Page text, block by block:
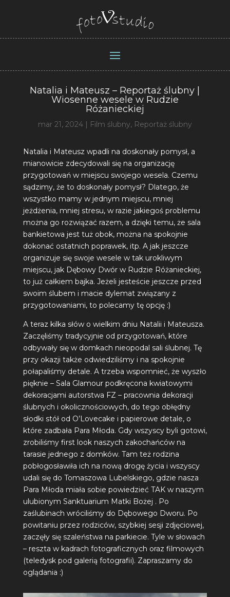
Natalia i Mateusz – Reportaż ślubny |
Wiosenne wesele w Rudzie
Różanieckiej
mar 21, 2024| Film ślubny, Reportaż ślubny
Natalia i Mateusz wpadli na doskonały pomysł, a
mianowicie zdecydowali się na organizację
przygotowań w miejscu swojego wesela. Czemu
sądzimy, że to doskonały pomysł? Dlatego, że
wszystko mamy w jednym miejscu, mniej
jeżdżenia, mniej stresu, w razie jakiegoś problemu
można go rozwiązać razem, a dzięki temu, że sala
bankietowa jest tuż obok, można na spokojnie
dokonać ostatnich poprawek, itp. A jak jeszcze
organizuje się swoje wesele w tak urokliwym
miejscu, jak Dębowy Dwór w Rudzie Różanieckiej,
to już całkiem bajka. Jeżeli jesteście jeszcze przed
swoim ślubem i macie dylemat związany z
przygotowaniami, to polecamy tę opcję :)
A teraz kilka słów o wielkim dniu Natalii i Mateusza.
Zaczęliśmy tradycyjnie od przygotowań, które
odbywały się w domkach nieopodal sali ślubnej. Tę
przy okazji także odwiedziliśmy i na spokojnie
połapaliśmy detale. A trzeba wspomnieć, że wyszło
pięknie – Sala Glamour podkręcona kwiatowymi
dekoracjami autorstwa FZ – pracownia dekoracji
ślubnych i okolicznościowych, do tego obłędny
słodki stół od O’Lovecake i papierowe detale, o
które zadbała Para Młoda. Gdy wszyscy byli gotowi,
zrobiliśmy first look naszych zakochańców na
tarasie jednego z domków. Tam też rodzina
pobłogosławiła ich na nową drogę życia i wszyscy
udali się do Tomaszowa Lubelskiego, gdzie nasza
Para Młoda miała sobie powiedzieć TAK w naszym
ulubionym Sanktuarium Matki Bożej . Po
zaślubinach wróciliśmy do Dębowego Dworu. Po
powitaniu przez rodziców, szybkiej sesji zdjęciowej,
zaczęły się szaleństwa na parkiecie. Tyle w słowach
– reszta w kadrach fotograficznych oraz filmowych
(teledysk pod galerią fotografii). Zapraszamy do
oglądania :)